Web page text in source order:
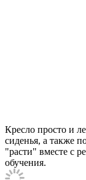
Кресло просто и
сиденья, а также
"расти" вместе с
обучения.